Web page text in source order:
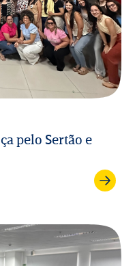
pelo Sertão e